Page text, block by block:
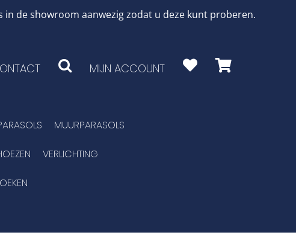
de showroom aanwezig zodat u deze kunt proberen.
MIJN ACCOUNT
MUURPARASOLS
VERLICHTING